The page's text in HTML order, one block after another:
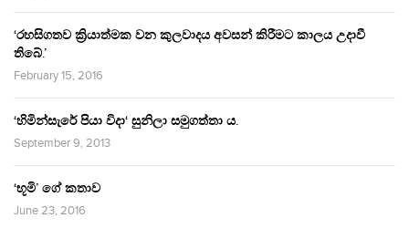
‘රහසිගතව ක්‍රියාත්මක වන කුලවාදය අවසන් කිරීමට කාලය උදාවී
තිබේ.’
February 15, 2016
‘හිමින්සැරේ පියා විදා‘ සුනිලා සමුගත්තා ය.
September 9, 2013
‘භූමි’ ගේ කතාව
June 23, 2016